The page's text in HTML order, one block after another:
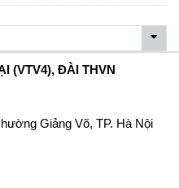
(VTV4), ĐÀI THVN
Giảng Võ, TP. Hà Nội